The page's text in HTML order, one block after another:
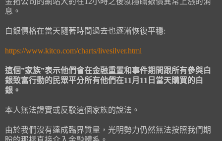
息。
白銀價格在當天隨著時間過去也逐漸恢復平穩:
https://www.kitco.com/charts/livesilver.html
這個”家族”表示他們會在金融重置和事件期間跟所有參與白
銀致富行動的民眾平分所有他們在11月11日當天購買的白
銀。
本人無法證實或反駁這個家族的說法。
由於我們沒有達成臨界質量，光明勢力仍然無法按照我們期